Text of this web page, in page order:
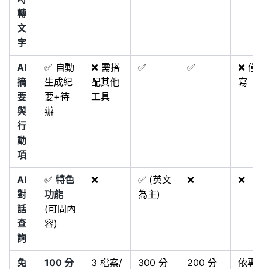
轉
文
字
AI
摘
要
與
行
動
項
✅ 自動
生成紀
要+待
辦
❌ 需搭
配其他
工具
✅ ✅
❌ 僅
寫
AI
對
話
查
詢
✅ 特色
功能
(可問內
容)
❌
✅ (英文
為主)
❌ ❌
免
100 分
3 檔案/
300 分
200 分
依專